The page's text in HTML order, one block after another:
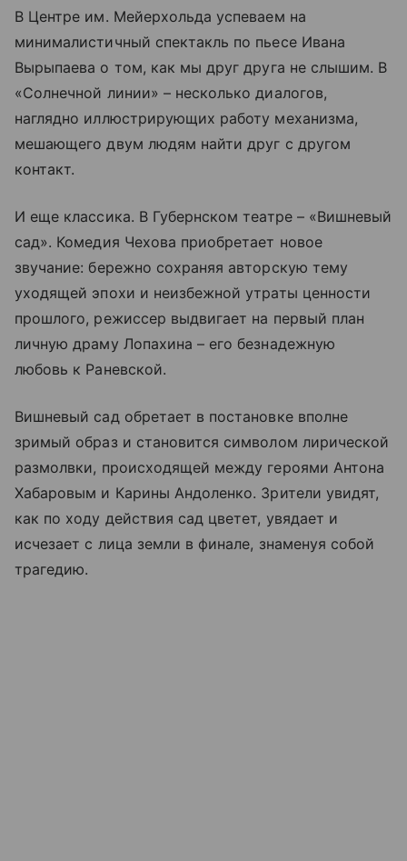
В Центре им. Мейерхольда успеваем на
минималистичный спектакль по пьесе Ивана
Вырыпаева о том, как мы друг друга не слышим. В
«Солнечной линии» – несколько диалогов,
наглядно иллюстрирующих работу механизма,
мешающего двум людям найти друг с другом
контакт.
И еще классика. В Губернском театре – «Вишневый
сад». Комедия Чехова приобретает новое
звучание: бережно сохраняя авторскую тему
уходящей эпохи и неизбежной утраты ценности
прошлого, режиссер выдвигает на первый план
личную драму Лопахина – его безнадежную
любовь к Раневской.
Вишневый сад обретает в постановке вполне
зримый образ и становится символом лирической
размолвки, происходящей между героями Антона
Хабаровым и Карины Андоленко. Зрители увидят,
как по ходу действия сад цветет, увядает и
исчезает с лица земли в финале, знаменуя собой
трагедию.